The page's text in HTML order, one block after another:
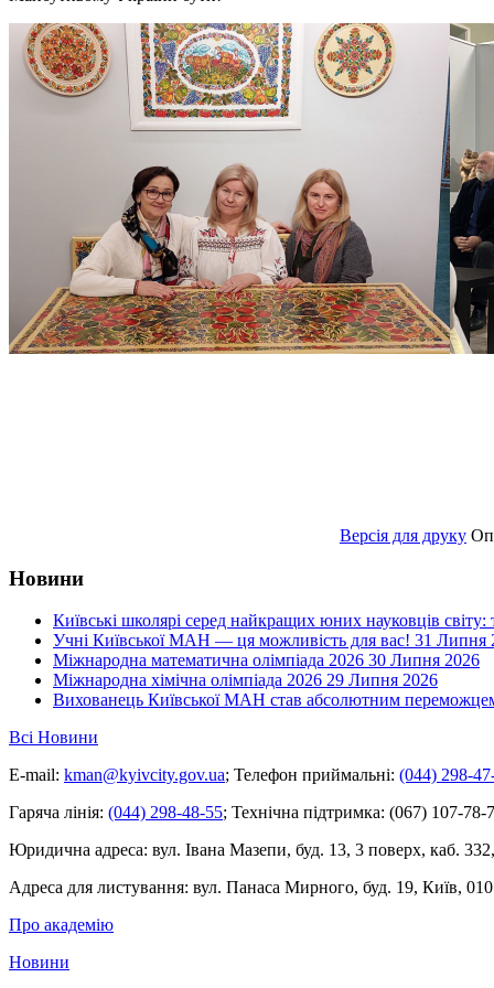
Версія для друку
Новини
Київські школярі серед найкращих юних науковців
Учні Київської МАН — ця можливість для вас! 31 Липня
Міжнародна математична олімпіада 2026 30 Липня 2026
Міжнародна хімічна олімпіада 2026 29 Липня 2026
Вихованець Київської МАН став абсолютним
Всі Новини
E-mail: kman@kyivcity.gov.ua; Телефон приймальні: (044) 298-
Гаряча лінія: (044) 298-48-55; Технічна підтримка: (067) 107-78-
Юридична адреса: вул. Івана Мазепи, буд. 13, 3 поверх, каб.
Адреса для листування: вул. Панаса Мирного, буд. 19, Київ,
Про академію
Новини